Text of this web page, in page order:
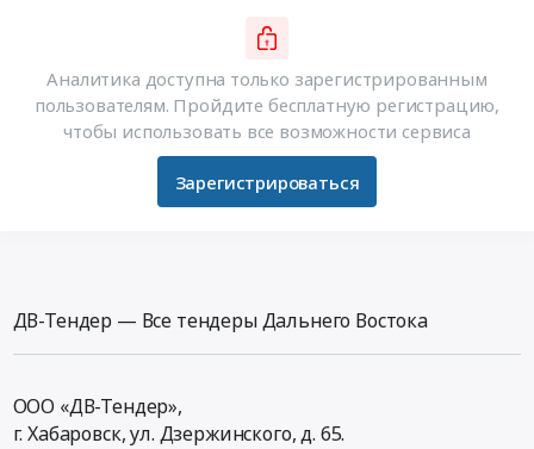
Аналитика доступна только зарегистрированным
пользователям. Пройдите бесплатную регистрацию,
чтобы использовать все возможности сервиса
Зарегистрироваться
ДВ-Тендер — Все тендеры Дальнего Востока
ООО «ДВ-Тендер»,
г. Хабаровск,ул. Дзержинского, д. 65.